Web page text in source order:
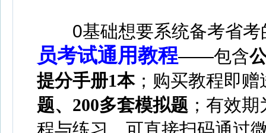
0基础想要系统备考省
员考试通用教程——包含
提分手册1本； 购买教程即赠
题、200多套模拟题 ； 有效期